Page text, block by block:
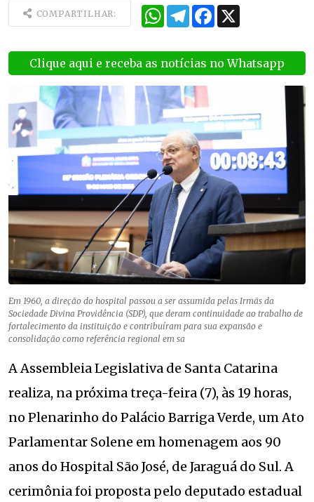
COMPARTILHAR: WhatsApp
TelegramFacebook
Clique aqui e receba as notícias no Whatsapp
Em 1960, a direção do hospital passou a ser assumida pelas Irmãs da
Sociedade Divina Providência (SDP), que deram continuidade ao trabalho de
fortalecimento da instituição e contribuíram para sua expansão e
consolidação como referência regional em sa
A Assembleia Legislativa de Santa Catarina
realiza, na próxima treça-feira (7), às 19 horas,
no Plenarinho do Palácio Barriga Verde, um Ato
Parlamentar Solene em homenagem aos 90
anos do Hospital São José, de Jaraguá do Sul. A
cerimônia foi proposta pelo deputado estadual